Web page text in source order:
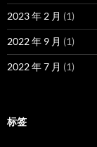
2023 年 2 月 (1)
2022 年 9 月 (1)
2022 年 7 月 (1)
标签